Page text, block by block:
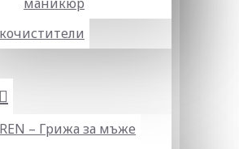
– Грижа за мъже